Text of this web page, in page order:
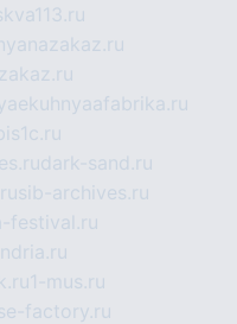
dark-sand.ru
sib-archives.ru
festival.ru
1-mus.ru
factory.ru